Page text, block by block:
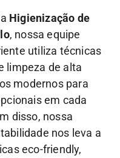
Higienização de
, nossa equipe
utiliza técnicas
limpeza de alta
modernos para
em cada
disso, nossa
nos leva a
eco-friendly,